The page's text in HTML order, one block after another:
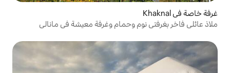
وحمام وغرفة معيشة في مانالي